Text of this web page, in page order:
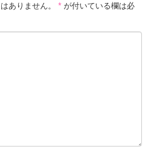
ありません。 * が付いている欄は必